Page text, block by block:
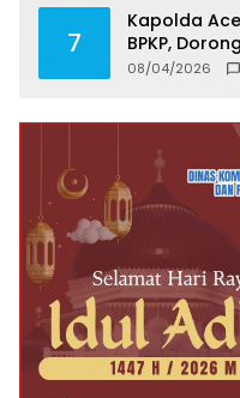
7
Kapolda
BPKP,
Transparan
08/04/2026